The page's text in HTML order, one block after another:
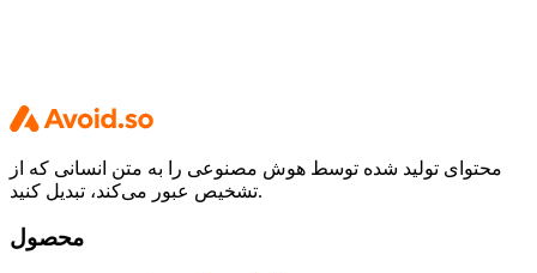
محتوای تولید شده توسط هوش مصنوعی را به متن انسانی که از
تشخیص عبور می‌کند، تبدیل کنید.
محصول